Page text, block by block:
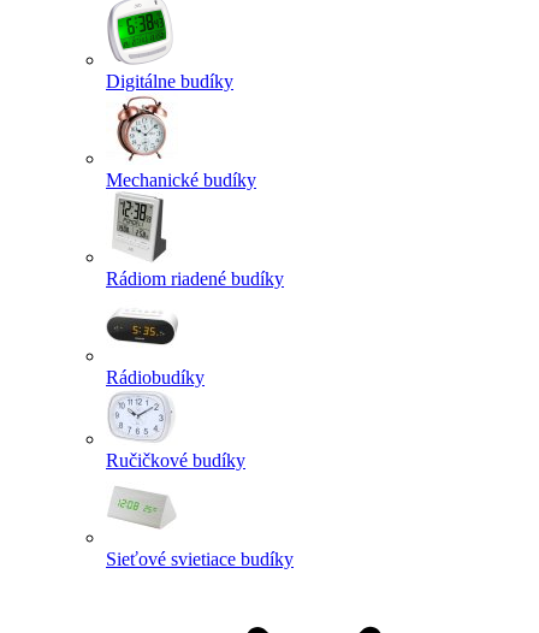
Digitálne budíky
Mechanické budíky
Rádiom riadené budíky
Rádiobudíky
Ručičkové budíky
Sieťové svietiace budíky